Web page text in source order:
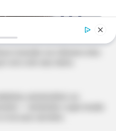
para conseguir o benefício.